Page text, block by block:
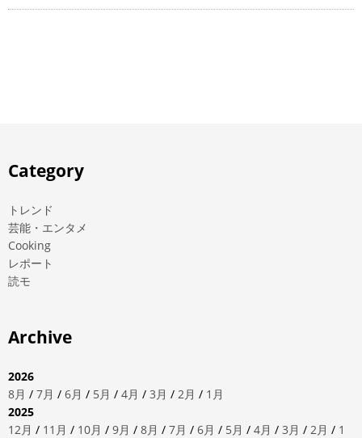
Category
トレンド
芸能・エンタメ
Cooking
レポート
読モ
Archive
2026
8月 / 7月 / 6月 / 5月 / 4月 / 3月 / 2月 / 1月
2025
12月 / 11月 / 10月 / 9月 / 8月 / 7月 / 6月 / 5月 / 4月 / 3月 / 2月 / 1